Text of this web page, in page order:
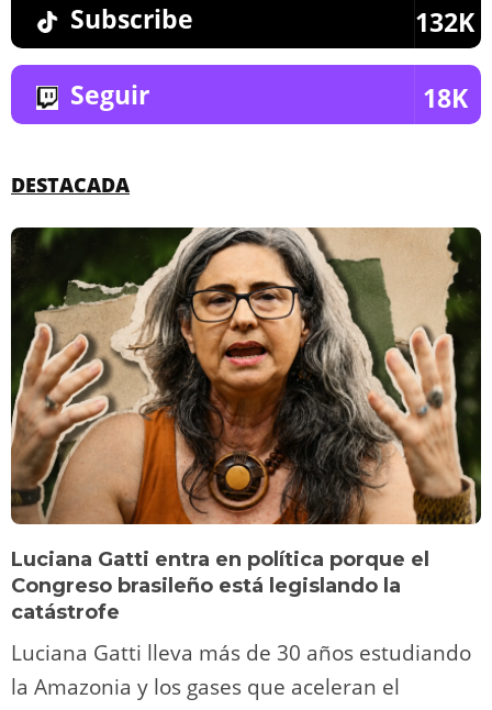
Subscribe 132K
Seguir 18K
DESTACADA
Luciana Gatti entra en política porque el
Congreso brasileño está legislando la
catástrofe
Luciana Gatti lleva más de 30 años estudiando
la Amazonia y los gases que aceleran el